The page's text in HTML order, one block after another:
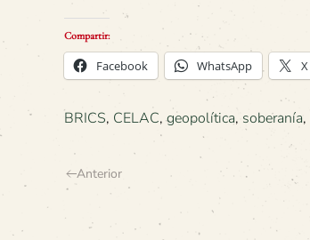
Compartir:
Facebook WhatsApp X
BRICS, CELAC,geopolítica, soberanía,
Anterior